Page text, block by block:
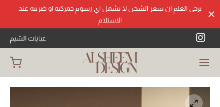
يرجى العلم ان سعر الشحن لا يشمل اي رسوم جمركيه او ضريبه عند
الاستلام
عبايات الشيم